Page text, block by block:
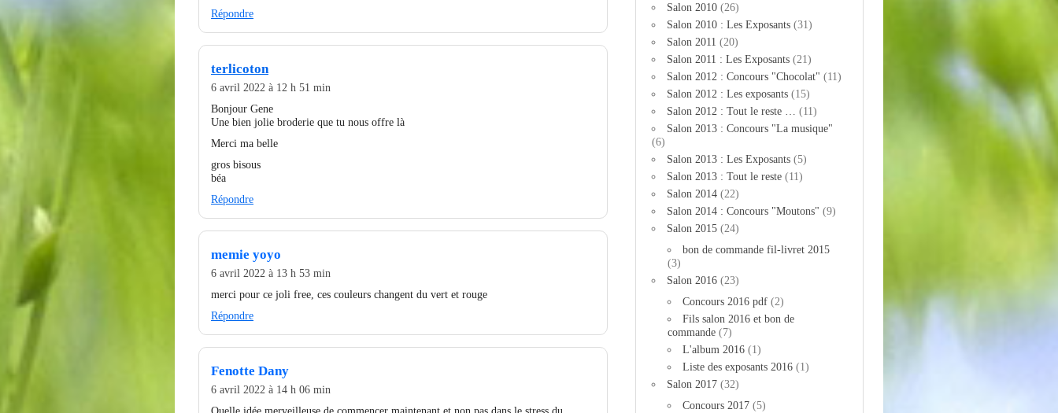
Répondre
terlicoton
6 avril 2022 à 12 h 51 min
Bonjour Gene
Une bien jolie broderie que tu nous offre là
Merci ma belle
gros bisous
béa
Répondre
memie yoyo
6 avril 2022 à 13 h 53 min
merci pour ce joli free, ces couleurs changent du vert et rouge
Répondre
Fenotte Dany
6 avril 2022 à 14 h 06 min
Salon 2010 (26)
Salon 2010 : Les Exposants (31)
Salon 2011 (20)
Salon 2011 : Les Exposants (21)
Salon 2012 : Concours "Chocolat" (11)
Salon 2012 : Les exposants (15)
Salon 2012 : Tout le reste …
(11)
Salon 2013 : Concours "La musique"
(6)
Salon 2013 : Les Exposants (5)
Salon 2013 : Tout le reste (11)
Salon 2014 (22)
Salon 2014 : Concours "Moutons" (9)
Salon 2015 (24)
bon de commande fil-livret 2015
(3)
Salon 2016 (23)
Concours 2016 pdf (2)
Fils salon 2016 et bon de
commande (7)
L'album 2016 (1)
Liste des exposants 2016 (1)
Salon 2017 (32)
Concours 2017 (5)